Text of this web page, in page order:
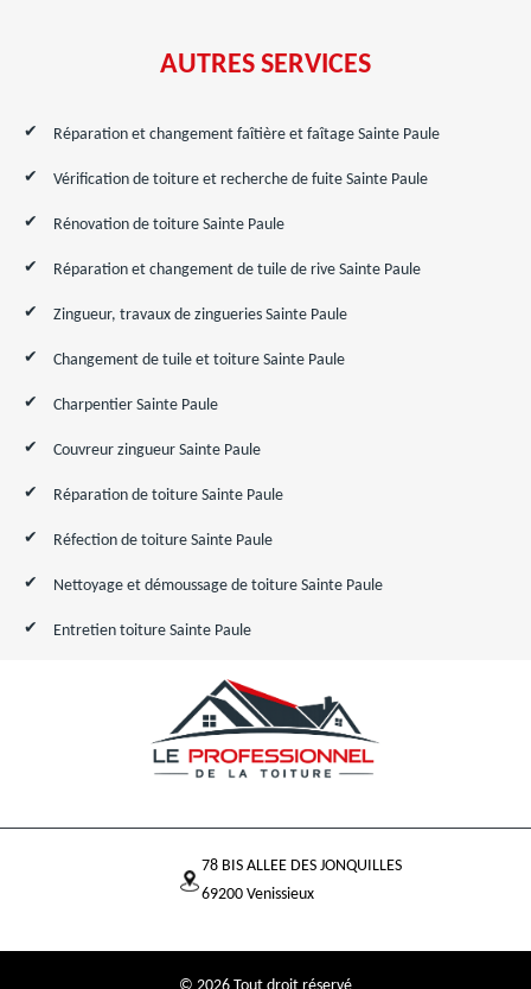
AUTRES SERVICES
Réparation et changement faîtière et faîtage Sainte Paule
Vérification de toiture et recherche de fuite Sainte Paule
Rénovation de toiture Sainte Paule
Réparation et changement de tuile de rive Sainte Paule
Zingueur, travaux de zingueries Sainte Paule
Changement de tuile et toiture Sainte Paule
Charpentier Sainte Paule
Couvreur zingueur Sainte Paule
Réparation de toiture Sainte Paule
Réfection de toiture Sainte Paule
Nettoyage et démoussage de toiture Sainte Paule
Entretien toiture Sainte Paule
78 BIS ALLEE DES JONQUILLES
69200 Venissieux